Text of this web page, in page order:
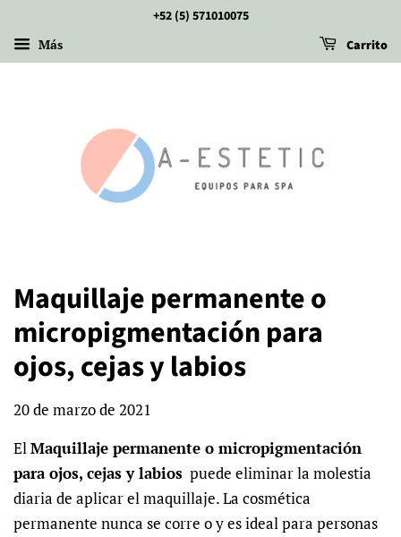
+52 (5) 571010075
Más Carrito
Maquillaje permanente o
micropigmentación para
ojos, cejas y labios
20 de marzo de 2021
ElMaquillaje permanente o micropigmentación
para ojos, cejas y labios puede eliminar la molestia
diaria de aplicar el maquillaje. La cosmética
permanente nunca se corre o y es ideal para personas